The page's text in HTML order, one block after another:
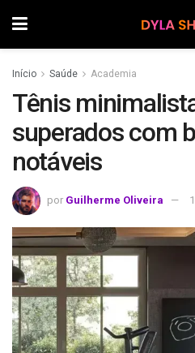
Início Saúde Academia
Tênis
superados com
notáveis
por Guilherme Oliveira